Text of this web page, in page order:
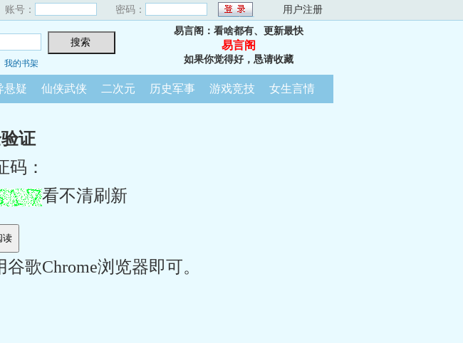
账号： 密码： 用户注册
我的书架
易言阁：看啥都有、更新最快
易言阁
如果你觉得好，恳请收藏
悬疑 仙侠武侠 二次元 历史军事 游戏竞技 女生言情
证
码：
看不清刷新
歌Chrome浏览器即可。